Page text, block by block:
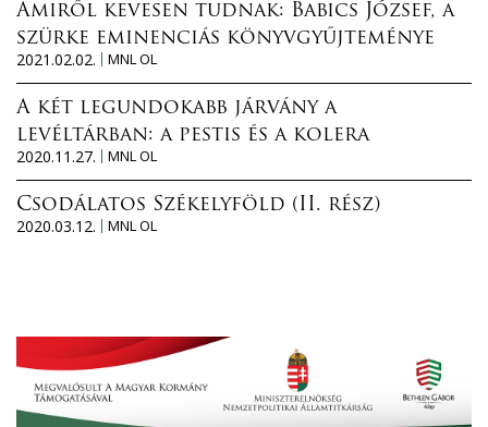
Amiről kevesen tudnak: Babics József, a
szürke eminenciás könyvgyűjteménye
2021.02.02.
MNL OL
A két legundokabb járvány a
levéltárban: a pestis és a kolera
2020.11.27.
MNL OL
Csodálatos Székelyföld (II. rész)
2020.03.12.
MNL OL